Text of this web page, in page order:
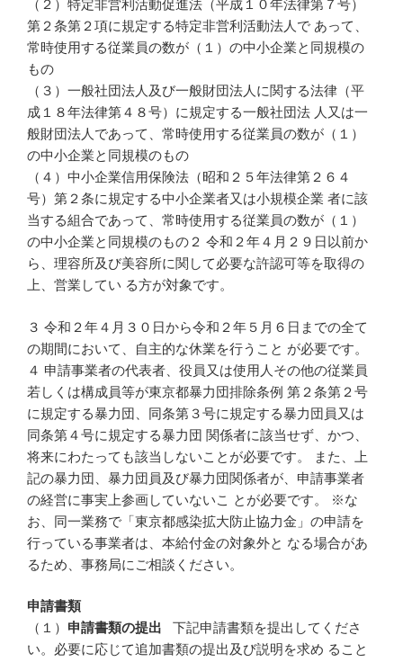
（２）特定非営利活動促進法（平成１０年法律第７号）
第２条第２項に規定する特定非営利活動法人で あって、
常時使用する従業員の数が（１）の中小企業と同規模の
もの
（３）一般社団法人及び一般財団法人に関する法律（平
成１８年法律第４８号）に規定する一般社団法 人又は一
般財団法人であって、常時使用する従業員の数が（１）
の中小企業と同規模のもの
（４）中小企業信用保険法（昭和２５年法律第２６４
号）第２条に規定する中小企業者又は小規模企業 者に該
当する組合であって、常時使用する従業員の数が（１）
の中小企業と同規模のもの２ 令和２年４月２９日以前か
ら、理容所及び美容所に関して必要な許認可等を取得の
上、営業してい る方が対象です。
３ 令和２年４月３０日から令和２年５月６日までの全て
の期間において、自主的な休業を行うこと が必要です。
４ 申請事業者の代表者、役員又は使用人その他の従業員
若しくは構成員等が東京都暴力団排除条例 第２条第２号
に規定する暴力団、同条第３号に規定する暴力団員又は
同条第４号に規定する暴力団 関係者に該当せず、かつ、
将来にわたっても該当しないことが必要です。 また、上
記の暴力団、暴力団員及び暴力団関係者が、申請事業者
の経営に事実上参画していないこ とが必要です。 ※な
お、同一業務で「東京都感染拡大防止協力金」の申請を
行っている事業者は、本給付金の対象外と なる場合があ
るため、事務局にご相談ください。
申請書類
（１） 申請書類の提出 下記申請書類を提出してくださ
い。必要に応じて追加書類の提出及び説明を求め ること